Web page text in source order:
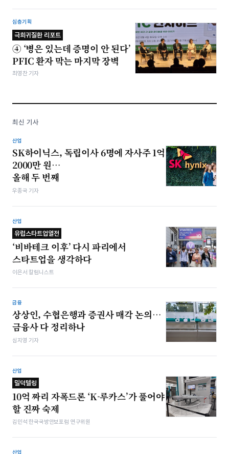
심층기획
극희귀질환 리포트
④ ‘병은 있는데 증명이 안 된다’
PFIC 환자 막는 마지막 장벽
최영찬 기자
최신 기사
산업
SK하이닉스, 독립이사 6명에 자사주 1억
2000만 원…
올해 두 번째
우종국 기자
산업
유럽스타트업열전
‘비바테크 이후’ 다시 파리에서
스타트업을 생각하다
이은서 칼럼니스트
금융
상상인, 수협은행과 증권사 매각 논의…
금융사 다 정리하나
심지영 기자
산업
밀덕텔링
10억 짜리 자폭드론 ‘K-루카스’가 풀어야
할 진짜 숙제
김민석 한국국방안보포럼 연구위원
산업